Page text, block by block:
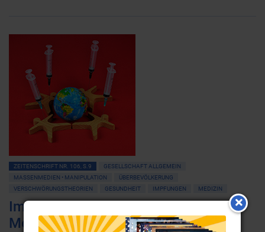
ZEITENSCHRIFT NR. 106, S.9
GESELLSCHAFT ALLGEMEIN
MASSENMEDIEN • MANIPULATION
ÜBERBEVÖLKERUNG
VERSCHWÖRUNGSTHEORIEN
GESUNDHEIT IMPFUNGEN MEDIZIN
Impfungen: "Ein Versuch, die
Menschheit zu entvölkern"